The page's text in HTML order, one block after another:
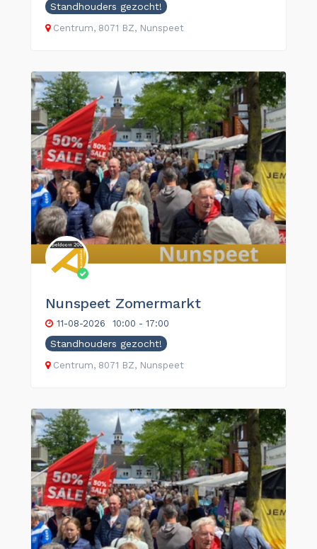
Standhouders gezocht!
Centrum, 8071 BZ, Nunspeet
Nunspeet Zomermarkt
11-08-2026 10:00 - 17:00
Standhouders gezocht!
Centrum, 8071 BZ, Nunspeet